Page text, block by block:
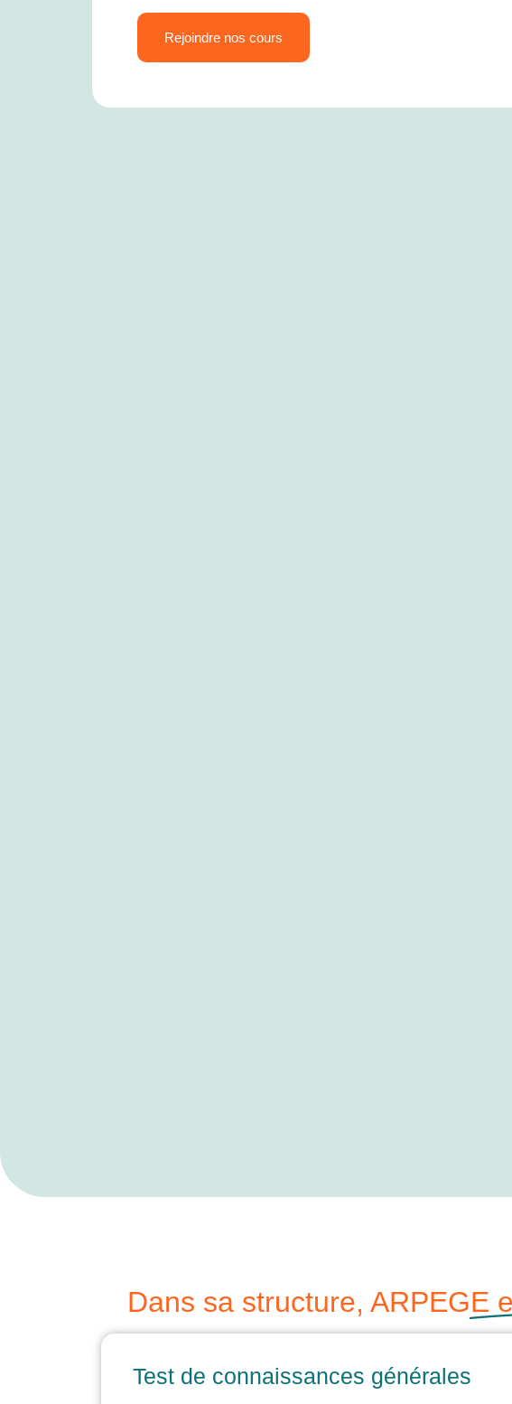
Rejoindre nos cours
Dans sa structure, ARPEGE
Test de connaissances générales